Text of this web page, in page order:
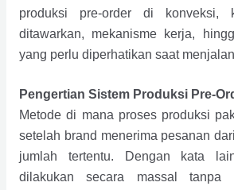
produksi pre-order di konveksi,
ditawarkan, mekanisme kerja,
yang perlu diperhatikan saat
Pengertian Sistem Produksi Pre-
Metode di mana proses produksi
setelah brand menerima pesanan
jumlah tertentu. Dengan kata
dilakukan secara massal tanpa